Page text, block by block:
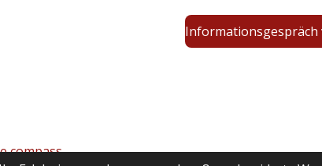
Informationsgespräch
compass